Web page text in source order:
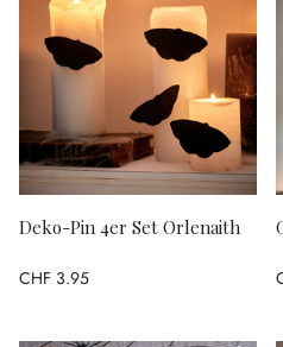
Deko-Pin 4er Set Orlenaith
CHF 3.95